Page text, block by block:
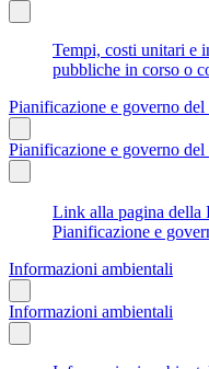
Tempi, costi unitari e
pubbliche in corso o
Pianificazione e governo
Pianificazione e governo
Link alla pagina della
Pianificazione e
Informazioni ambientali
Informazioni ambientali